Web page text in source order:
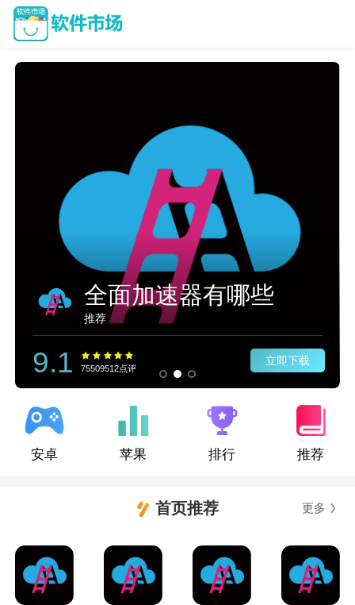
哪些
立即下载
突突加速器手
9.1 75509512点评
安卓 苹果 排行 推荐
首页推荐 更多